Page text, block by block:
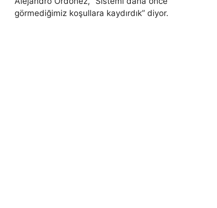
görmediğimiz koşullara kaydırdık” diyor.